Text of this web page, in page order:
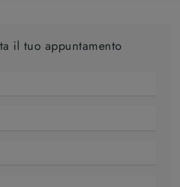
il tuo appuntamento